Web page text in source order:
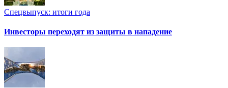
Спецвыпуск: итоги года
Инвесторы переходят из защиты в нападение